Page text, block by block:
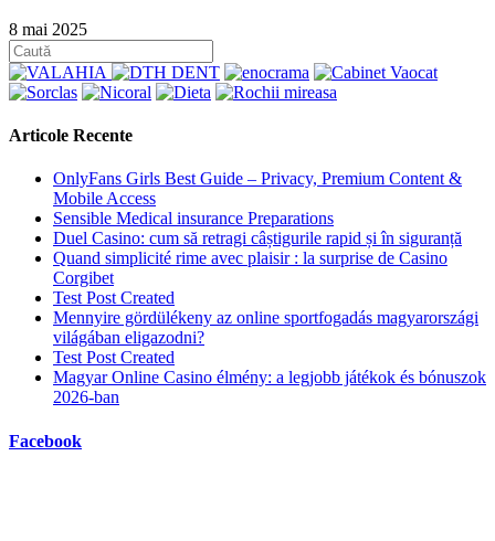
8 mai 2025
Articole Recente
OnlyFans Girls Best Guide – Privacy, Premium Content &
Mobile Access
Sensible Medical insurance Preparations
Duel Casino: cum să retragi câștigurile rapid și în siguranță
Quand simplicité rime avec plaisir : la surprise de Casino
Corgibet
Test Post Created
Mennyire gördülékeny az online sportfogadás magyarországi
világában eligazodni?
Test Post Created
Magyar Online Casino élmény: a legjobb játékok és bónuszok
2026-ban
Facebook